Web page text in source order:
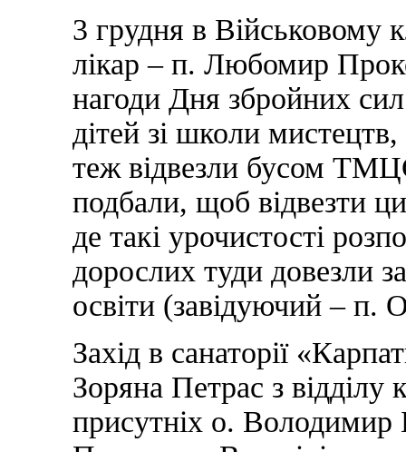
3 грудня в Військовому
лікар – п. Любомир
нагоди Дня збройних сил
дітей зі школи
теж відвезли бусом
подбали, щоб відвезти
де такі урочистості
дорослих туди довезли
освіти (завідуючий – п.
Захід в санаторії
Зоряна Петрас з
присутніх о. Володимир